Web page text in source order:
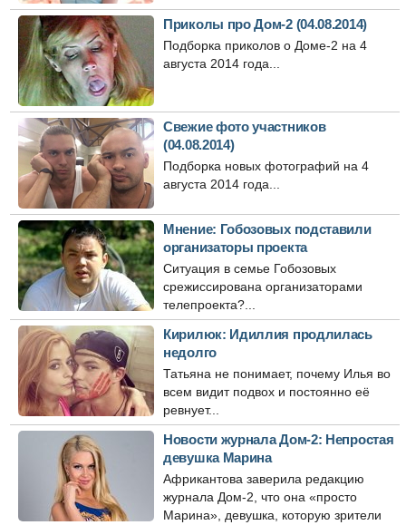
Приколы про Дом-2 (04.08.2014)
Подборка приколов о Доме-2 на 4
августа 2014 года...
Свежие фото участников
(04.08.2014)
Подборка новых фотографий на 4
августа 2014 года...
Мнение: Гобозовых подставили
организаторы проекта
Ситуация в семье Гобозовых
срежиссирована организаторами
телепроекта?...
Кирилюк: Идиллия продлилась
недолго
Татьяна не понимает, почему Илья во
всем видит подвох и постоянно её
ревнует...
Новости журнала Дом-2: Непростая
девушка Марина
Африкантова заверила редакцию
журнала Дом-2, что она «просто
Марина», девушка, которую зрители